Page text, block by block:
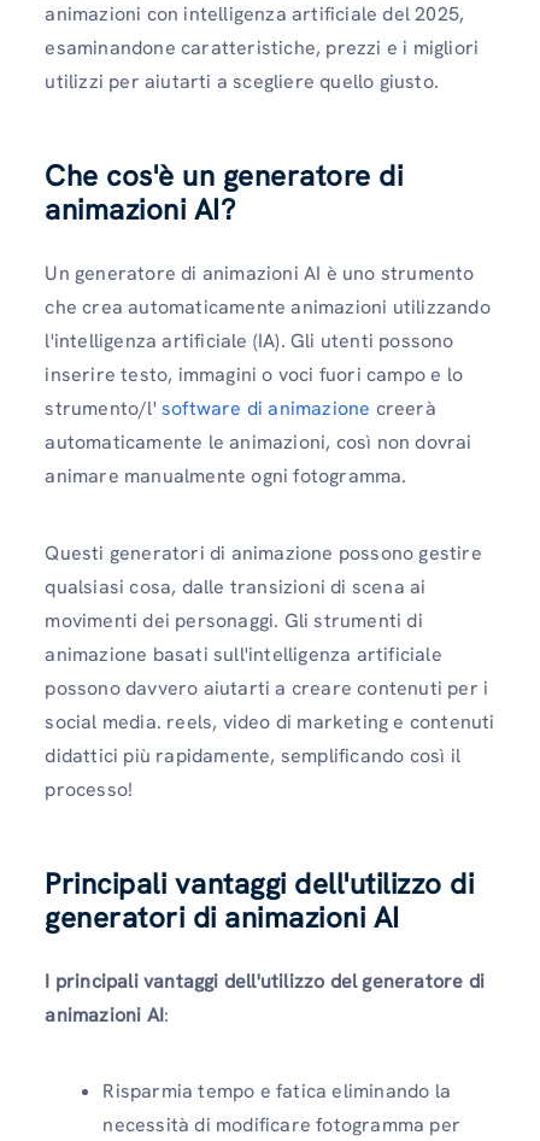
animazioni con intelligenza artificiale del 2025,
esaminandone caratteristiche, prezzi e i migliori
utilizzi per aiutarti a scegliere quello giusto.
Che cos'è un generatore di
animazioni AI?
Un generatore di animazioni AI è uno strumento
che crea automaticamente animazioni utilizzando
l'intelligenza artificiale (IA). Gli utenti possono
inserire testo, immagini o voci fuori campo e lo
strumento/l' software di animazione creerà
automaticamente le animazioni, così non dovrai
animare manualmente ogni fotogramma.
Questi generatori di animazione possono gestire
qualsiasi cosa, dalle transizioni di scena ai
movimenti dei personaggi. Gli strumenti di
animazione basati sull'intelligenza artificiale
possono davvero aiutarti a creare contenuti per i
social media. reels, video di marketing e contenuti
didattici più rapidamente, semplificando così il
processo!
Principali vantaggi dell'utilizzo di
generatori di animazioni AI
I principali vantaggi dell'utilizzo del generatore di
animazioni AI:
Risparmia tempo e fatica eliminando la
necessità di modificare fotogramma per